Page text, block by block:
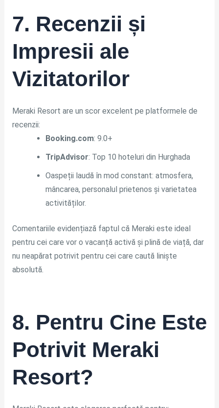
7. Recenzii și
Impresii ale
Vizitatorilor
Meraki Resort are un scor excelent pe platformele de
recenzii:
Booking.com: 9.0+
TripAdvisor: Top 10 hoteluri din Hurghada
Oaspeții laudă în mod constant: atmosfera,
mâncarea, personalul prietenos și varietatea
activităților.
Comentariile evidențiază faptul că Meraki este ideal
pentru cei care vor o vacanță activă și plină de viață, dar
nu neapărat potrivit pentru cei care caută liniște
absolută.
8. Pentru Cine Este
Potrivit Meraki
Resort?